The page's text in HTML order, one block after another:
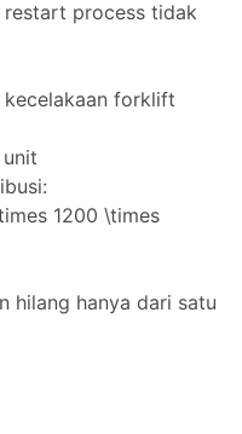
restart process tidak
forklift
1200 \times
hilang hanya dari satu